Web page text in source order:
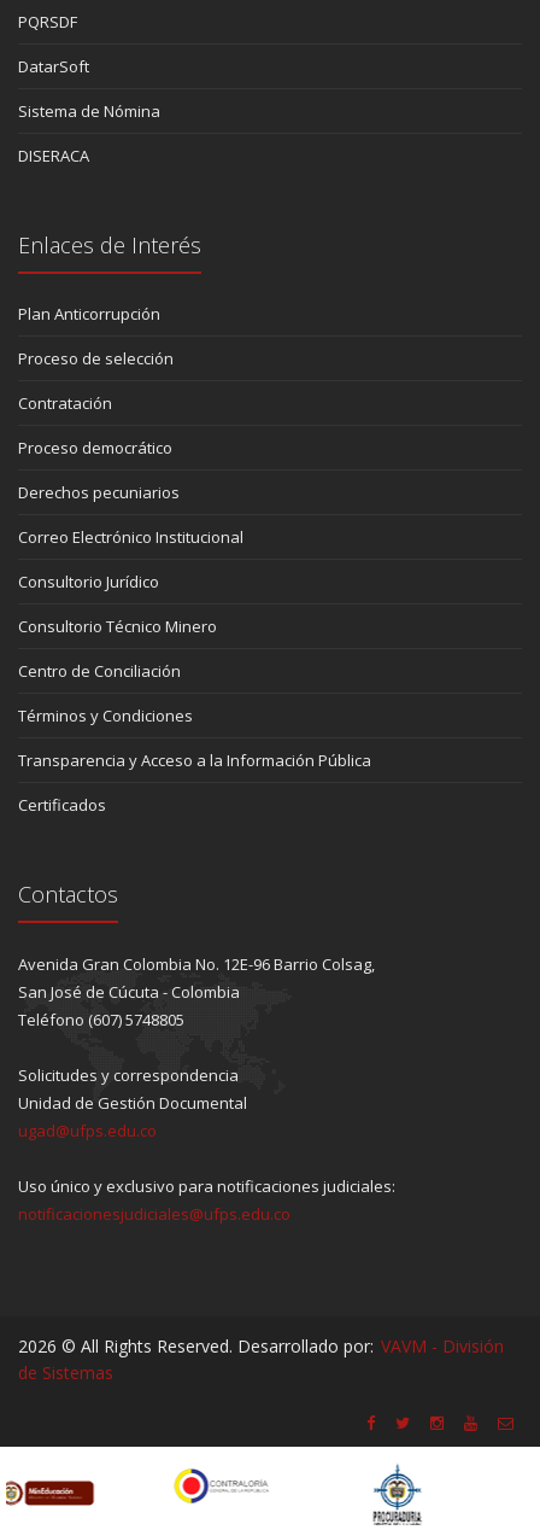
PQRSDF
DatarSoft
Sistema de Nómina
DISERACA
Enlaces de Interés
Plan Anticorrupción
Proceso de selección
Contratación
Proceso democrático
Derechos pecuniarios
Correo Electrónico Institucional
Consultorio Jurídico
Consultorio Técnico Minero
Centro de Conciliación
Términos y Condiciones
Transparencia y Acceso a la Información Pública
Certificados
Contactos
Avenida Gran Colombia No. 12E-96 Barrio Colsag,
San José de Cúcuta - Colombia
Teléfono (607) 5748805
Solicitudes y correspondencia
Unidad de Gestión Documental
ugad@ufps.edu.co
Uso único y exclusivo para notificaciones judiciales:
notificacionesjudiciales@ufps.edu.co
2026 © All Rights Reserved. Desarrollado por: VAVM - División
de Sistemas